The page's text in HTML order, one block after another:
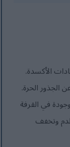
الأكسدة.
الجذور الحرة.
في القرفة
وتخفف